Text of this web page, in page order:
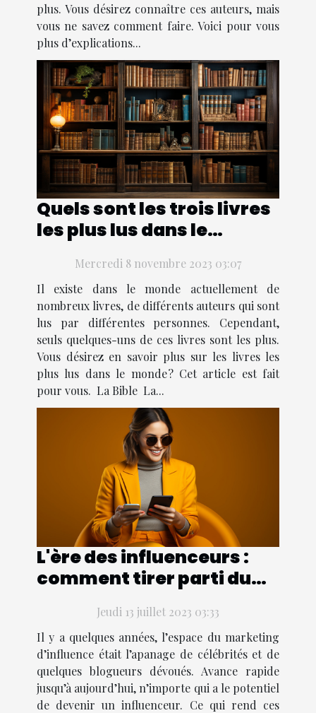
plus. Vous désirez connaître ces auteurs, mais
vous ne savez comment faire. Voici pour vous
plus d’explications...
Quels sont les trois livres
les plus lus dans le
Mercredi 8 novembre 2023 03:07
Il existe dans le monde actuellement de
nombreux livres, de différents auteurs qui sont
lus par différentes personnes. Cependant,
seuls quelques-uns de ces livres sont les plus.
Vous désirez en savoir plus sur les livres les
plus lus dans le monde ? Cet article est fait
pour vous. La Bible La...
L'ère des influenceurs :
comment tirer parti du
pour se démarquer de la
concurrence
Jeudi 13 juillet 2023 03:33
Il y a quelques années, l’espace du marketing
d’influence était l’apanage de célébrités et de
quelques blogueurs dévoués. Avance rapide
jusqu’à aujourd’hui, n’importe qui a le potentiel
de devenir un influenceur. Ce qui rend ces